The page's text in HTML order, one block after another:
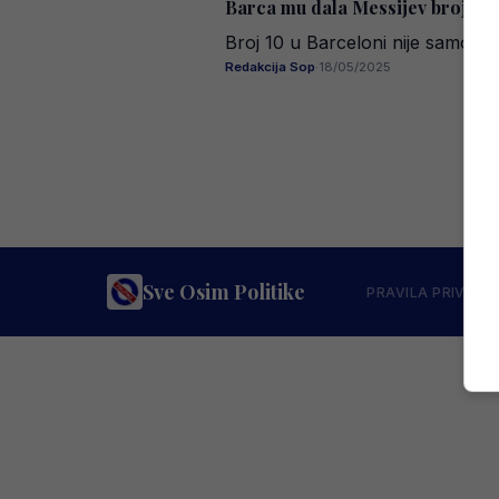
Barca mu dala Messijev broj,
Broj 10 u Barceloni nije samo
Redakcija Sop·18/05/2025
Sve Osim Politike PRAVILA